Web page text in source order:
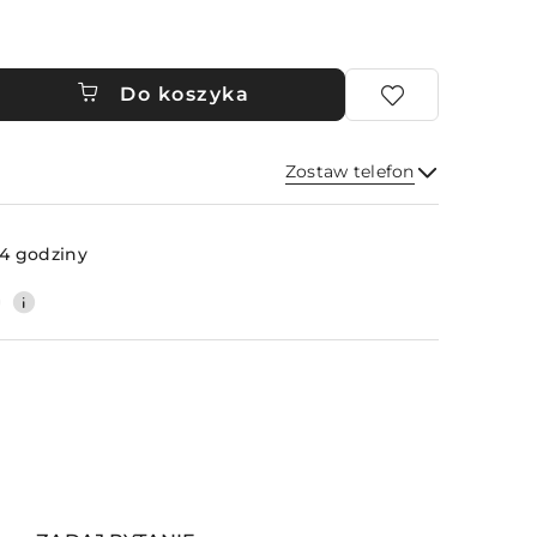
Do koszyka
Zostaw telefon
Wyślij
godziny